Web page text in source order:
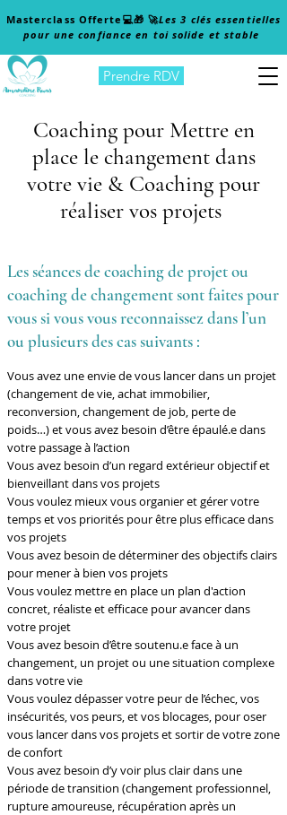
Masterclass Offerte 💻🎁 🚀Les 3 clés essentielles
pour une confiance en toi solide et stable
Prendre RDV
Coaching pour Mettre en
place le changement dans
votre vie & Coaching pour
réaliser vos projets
Les séances de coaching de projet ou
coaching de changement sont faites pour
vous si vous vous reconnaissez dans l’un
ou plusieurs des cas suivants :
Vous avez une envie de vous lancer dans un projet
(changement de vie, achat immobilier,
reconversion, changement de job, perte de
poids…) et vous avez besoin d’être épaulé.e dans
votre passage à l’action
Vous avez besoin d’un regard extérieur objectif et
bienveillant dans vos projets
Vous voulez mieux vous organier et gérer votre
temps et vos priorités pour être plus efficace dans
vos projets
Vous avez besoin de déterminer des objectifs clairs
pour mener à bien vos projets
Vous voulez mettre en place un plan d'action
concret, réaliste et efficace pour avancer dans
votre projet
Vous avez besoin d’être soutenu.e face à un
changement, un projet ou une situation complexe
dans votre vie
Vous voulez dépasser votre peur de l’échec, vos
insécurités, vos peurs, et vos blocages, pour oser
vous lancer dans vos projets et sortir de votre zone
de confort
Vous avez besoin d’y voir plus clair dans une
période de transition (changement professionnel,
rupture amoureuse, récupération après un